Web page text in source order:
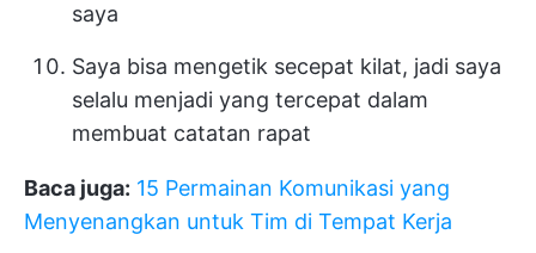
saya
Saya bisa mengetik secepat kilat, jadi saya
selalu menjadi yang tercepat dalam
membuat catatan rapat
Baca juga: 15 Permainan Komunikasi yang
Menyenangkan untuk Tim di Tempat Kerja